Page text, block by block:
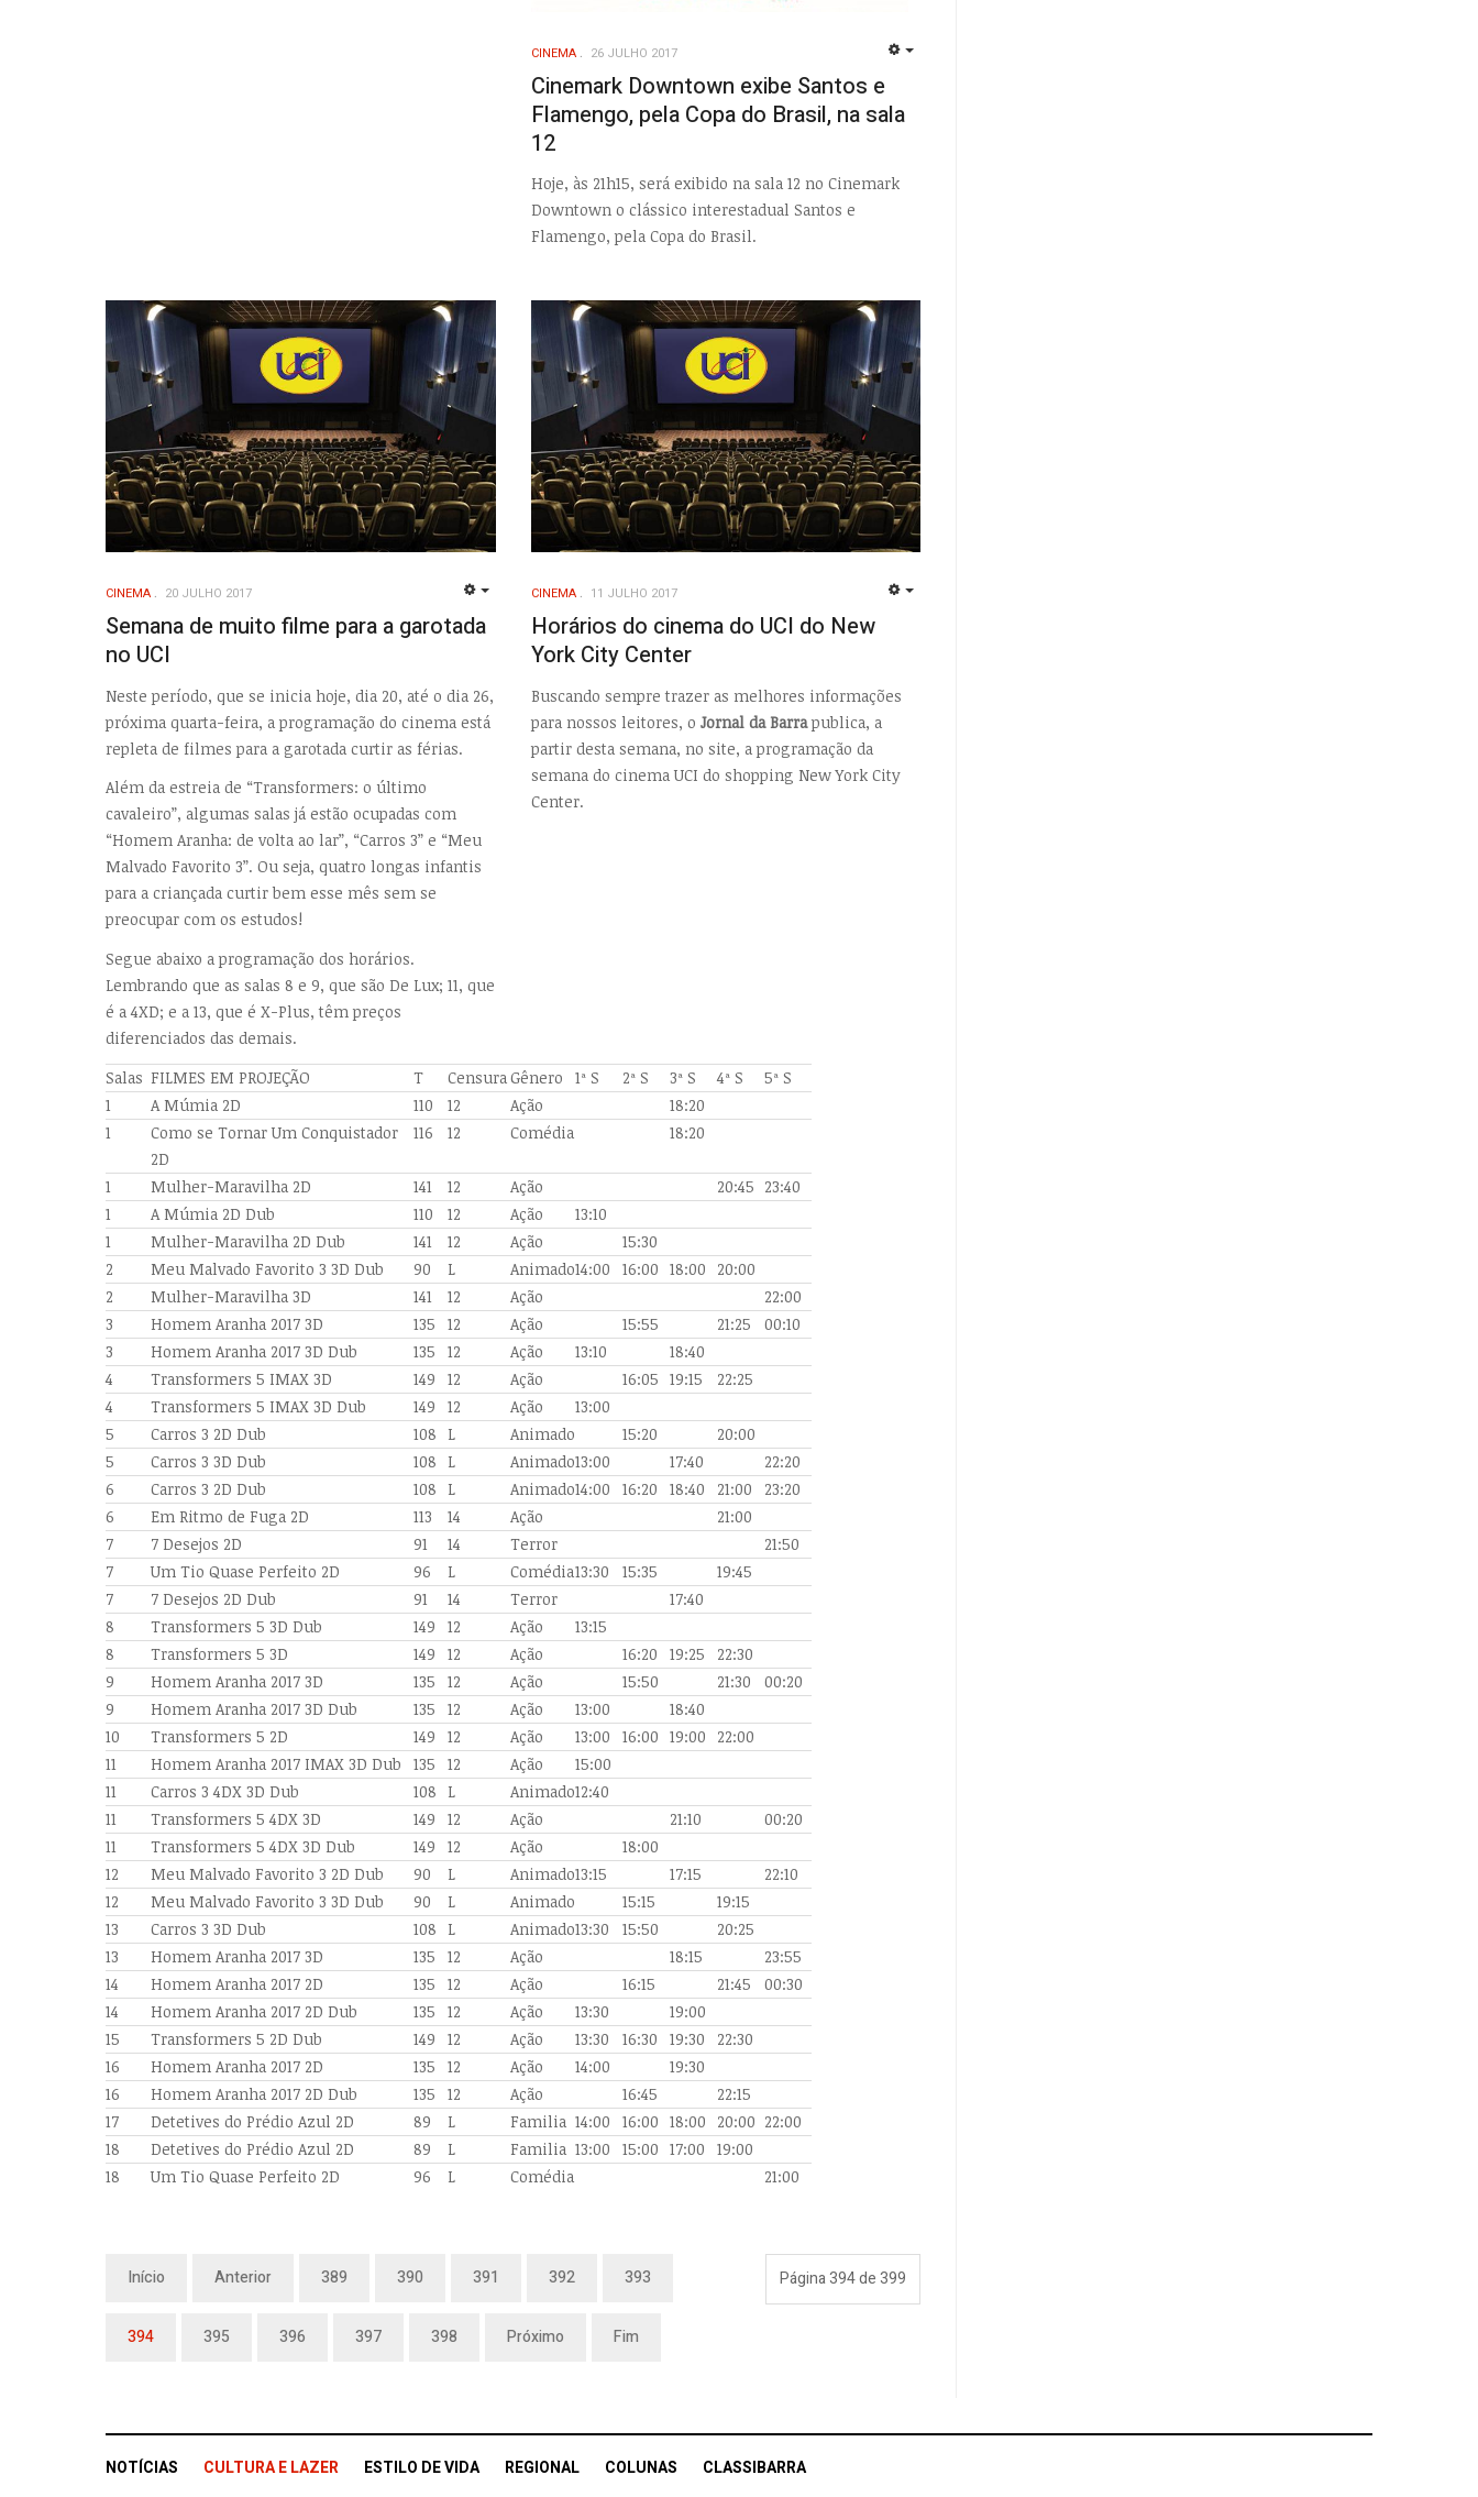
CINEMA 26 JULHO 2017
Cinemark Downtown exibe Santos e
Flamengo, pela Copa do Brasil, na sala
12
Hoje, às 21h15, será exibido na sala 12 no Cinemark
Downtown o clássico interestadual Santos e
Flamengo, pela Copa do Brasil.
CINEMA 20 JULHO 2017
Semana de muito filme para a garotada
no UCI
Neste período, que se inicia hoje, dia 20, até o dia 26,
próxima quarta-feira, a programação do cinema está
repleta de filmes para a garotada curtir as férias.
Além da estreia de “Transformers: o último
cavaleiro”, algumas salas já estão ocupadas com
“Homem Aranha: de volta ao lar”, “Carros 3” e “Meu
Malvado Favorito 3”. Ou seja, quatro longas infantis
para a criançada curtir bem esse mês sem se
preocupar com os estudos!
Segue abaixo a programação dos horários.
Lembrando que as salas 8 e 9, que são De Lux; 11, que
é a 4XD; e a 13, que é X-Plus, têm preços
diferenciados das demais.
Salas FILMES EM PROJEÇÃO T CensuraGênero 1ª S 2ª S 3ª S 4ª S
5ª S
1
A Múmia 2D 110 12 Ação
18:20
1
Como se Tornar Um Conquistador
2D
116 12 Comédia 18:20
1 Mulher-Maravilha 2D 141 12 Ação 20:45 23:40
1
A Múmia 2D Dub 110 12 Ação
13:10
1
Mulher-Maravilha 2D Dub 141 12 Ação
15:30
2
Meu Malvado Favorito 3 3D Dub 90 L Animado14:00 16:00 18:00
20:00
2
Mulher-Maravilha 3D 141 12 Ação
22:00
3
Homem Aranha 2017 3D 135 12 Ação 15:55 21:25
00:10
3
Homem Aranha 2017 3D Dub 135 12 Ação 13:10
18:40
4
Transformers 5 IMAX 3D 149 12 Ação 16:05 19:15
22:25
4
Transformers 5 IMAX 3D Dub 149 12 Ação
13:00
5
Carros 3 2D Dub 108 L Animado 15:20
20:00
5
Carros 3 3D Dub 108 L Animado13:00 17:40
22:20
6
Carros 3 2D Dub 108 L Animado14:00 16:20 18:40 21:00
23:20
6
Em Ritmo de Fuga 2D 113 14 Ação
21:00
7
7 Desejos 2D 91 14 Terror
21:50
7
Um Tio Quase Perfeito 2D 96 L Comédia13:30 15:35
19:45
7
7 Desejos 2D Dub 91 14 Terror
17:40
8
Transformers 5 3D Dub 149 12 Ação
13:15
8
Transformers 5 3D 149 12 Ação 16:20 19:25
22:30
9
Homem Aranha 2017 3D 135 12 Ação 15:50 21:30
00:20
9
Homem Aranha 2017 3D Dub 135 12 Ação 13:00
18:40
10
Transformers 5 2D 149 12 Ação 13:00 16:00 19:00
22:00
11
Homem Aranha 2017 IMAX 3D Dub 135 12 Ação
15:00
11
Carros 3 4DX 3D Dub 108 L Animado12:40
11
Transformers 5 4DX 3D 149 12 Ação 21:10
00:20
11
Transformers 5 4DX 3D Dub 149 12 Ação
18:00
12
Meu Malvado Favorito 3 2D Dub 90 L Animado13:15 17:15
22:10
12
Meu Malvado Favorito 3 3D Dub 90 L Animado 15:15
19:15
13
Carros 3 3D Dub 108 L Animado13:30 15:50
20:25
13
Homem Aranha 2017 3D 135 12 Ação 18:15
23:55
14
Homem Aranha 2017 2D 135 12 Ação 16:15 21:45
00:30
14
Homem Aranha 2017 2D Dub 135 12 Ação 13:30
19:00
15
Transformers 5 2D Dub 149 12 Ação 13:30 16:30 19:30
22:30
16
Homem Aranha 2017 2D 135 12 Ação 14:00
19:30
16
Homem Aranha 2017 2D Dub 135 12 Ação 16:45
22:15
17
Detetives do Prédio Azul 2D 89 L Familia 14:00 16:00 18:00 20:00 22:00
18
Detetives do Prédio Azul 2D 89 L Familia 13:00 15:00 17:00
19:00
18
Um Tio Quase Perfeito 2D 96 L Comédia 21:00
CINEMA 11 JULHO 2017
Horários do cinema do UCI do New
York City Center
Buscando sempre trazer as melhores informações
para nossos leitores, o Jornal da Barrapublica, a
partir desta semana, no site, a programação da
semana do cinema UCI do shopping New York City
Center.
Página 394 de 399
Início Anterior 389 390 391 392 393
394 395 396 397 398 Próximo Fim
NOTÍCIAS CULTURA E LAZER ESTILO DE VIDA REGIONAL COLUNAS CLASSIBARRA